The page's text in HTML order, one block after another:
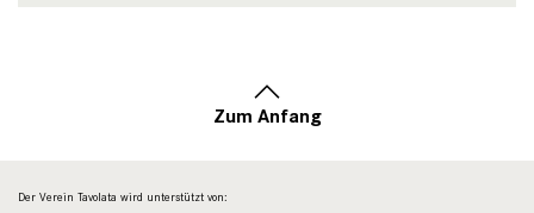
Zum Anfang
Der Verein Tavolata wird unterstützt von: